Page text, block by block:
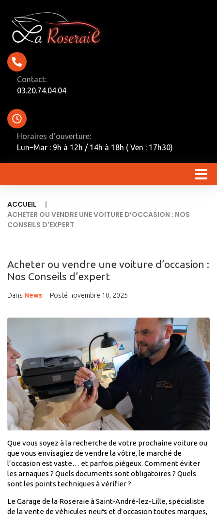
Contact:
03.20.74.04.04
Horaires d’ouverture:
Lun–Mar : 9h à 12h / 14h à 18h ( Ven : 17h30)
ACCUEIL
|
ACHETER OU VENDRE UNE VOITURE D’OCCASION : NOS
CONSEILS D’EXPERT
Acheter ou vendre une voiture d’occasion :
Nos Conseils d’expert
Dans News Posté novembre 10, 2025
Que vous soyez à la recherche de votre prochaine voiture ou
que vous envisagiez de vendre la vôtre, le marché de
l’occasion est vaste… et parfois piégeux. Comment éviter
les arnaques ? Quels documents sont obligatoires ? Quels
sont les points techniques à vérifier ?
Le Garage de la Roseraie à Saint-André-lez-Lille, spécialiste
de la vente de véhicules neufs et d’occasion toutes marques,